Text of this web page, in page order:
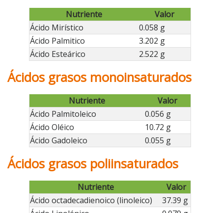
Nutriente
Valor
Ácido Mirístico
0.058 g
Ácido Palmitico
3.202 g
Ácido Esteárico
2.522 g
Ácidos grasos monoinsaturados
Nutriente
Valor
Ácido Palmitoleico
0.056 g
Ácido Oléico
10.72 g
Ácido Gadoleico
0.055 g
Ácidos grasos poliinsaturados
Nutriente
Valor
Ácido octadecadienoico (linoleico)
37.39 g